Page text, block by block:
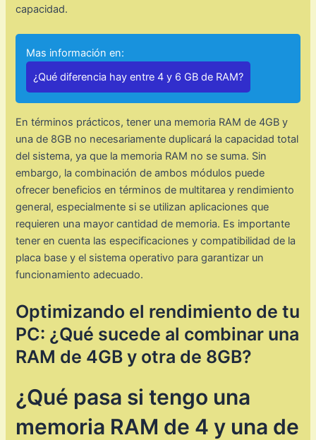
capacidad.
Mas información en:
¿Qué diferencia hay entre 4 y 6 GB de RAM?
En términos prácticos, tener una memoria RAM de 4GB y
una de 8GB no necesariamente duplicará la capacidad total
del sistema, ya que la memoria RAM no se suma. Sin
embargo, la combinación de ambos módulos puede
ofrecer beneficios en términos de multitarea y rendimiento
general, especialmente si se utilizan aplicaciones que
requieren una mayor cantidad de memoria. Es importante
tener en cuenta las especificaciones y compatibilidad de la
placa base y el sistema operativo para garantizar un
funcionamiento adecuado.
Optimizando el rendimiento de tu
PC: ¿Qué sucede al combinar una
RAM de 4GB y otra de 8GB?
¿Qué pasa si tengo una
memoria RAM de 4 y una de